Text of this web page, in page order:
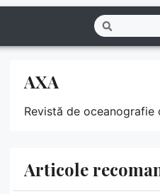
AXA
Revistă de oceanografie
Articole